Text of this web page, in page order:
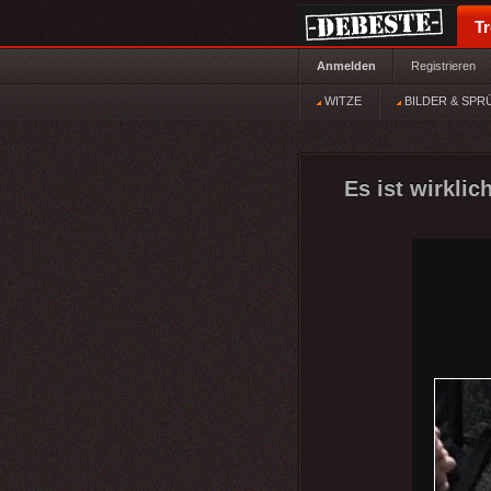
Anmelden Registrieren
WITZE BILDER &
Es ist